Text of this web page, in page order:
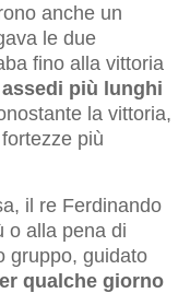
anche un
le due
fino alla vittoria
più lunghi
la vittoria,
più
il re Ferdinando
o alla pena di
gruppo, guidato
qualche giorno